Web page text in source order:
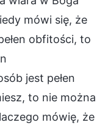
mówi się, że
obfitości, to
jest pełen
to nie można
mówię, że